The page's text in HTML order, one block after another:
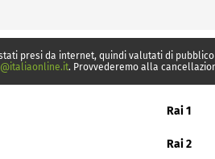
presi da internet, quindi valutati di
. Provvederemo alla
Rai 1
Rai 2